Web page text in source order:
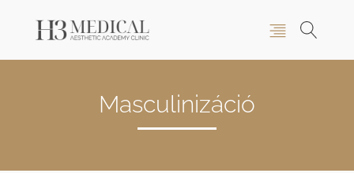
Masculinizáció